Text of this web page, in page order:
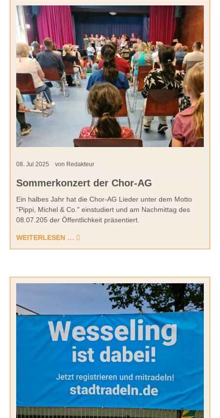
08. Jul 2025 von Redakteur
Sommerkonzert der Chor-AG
Ein halbes Jahr hat die Chor-AG Lieder unter dem Motto
"Pippi, Michel & Co." einstudiert und am Nachmittag des
08.07.205 der Öffentlichkeit präsentiert.
WEITERLESEN …